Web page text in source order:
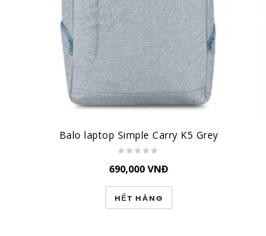
Balo laptop Simple Carry K5 Grey
690,000 VNĐ
HẾT HÀNG